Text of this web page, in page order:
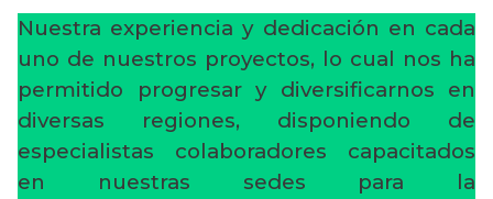
Nuestra experiencia y dedicación en cada
uno de nuestros proyectos, lo cual nos ha
permitido progresar y diversificarnos en
diversas regiones, disponiendo de
especialistas colaboradores capacitados
en nuestras sedes para la